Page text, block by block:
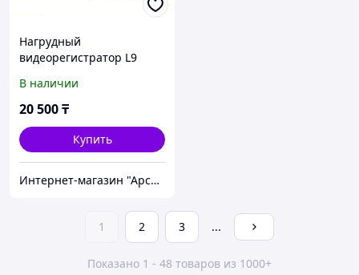
Нагрудный
видеорегистратор L9
В наличии
20 500₸
Купить
Интернет-магазин "Арсенал"
1 2 3 ...
Показано 1 - 48 товаров из 1000+